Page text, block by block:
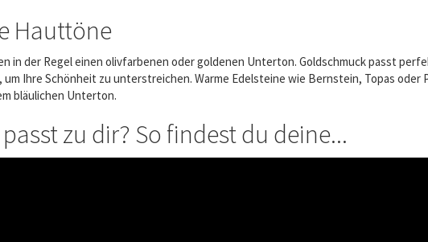
Hauttöne
in der Regel einen olivfarbenen oder goldenen Unterton. Goldschmuck passt
um Ihre Schönheit zu unterstreichen. Warme Edelsteine wie Bernstein, Topas
bläulichen Unterton.
zu dir? So findest du deine...